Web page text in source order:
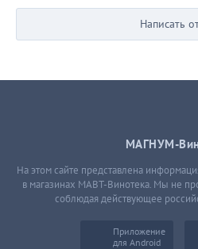
Написать
МАГНУМ-
На этом сайте представлена
в магазинах МАВТ-Винотека. Мы не
соблюдая действующее
Приложение
для Android